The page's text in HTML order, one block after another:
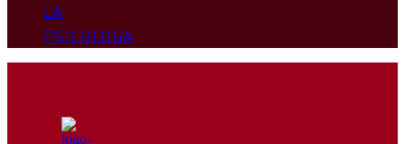
LA
PSICOLOGA